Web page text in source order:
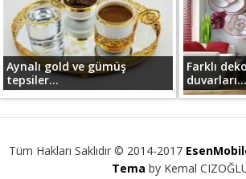
Aynalı gold ve gümüş
tepsiler...
Farklı
duvarları...
Tüm Hakları Saklıdır © 2014-2017
Tema by Kemal